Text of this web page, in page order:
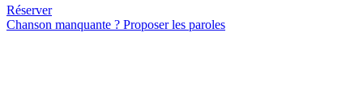
Réserver
Chanson manquante ? Proposer les paroles